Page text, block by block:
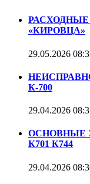
«КИРОВЦА»
29.05.2026
К-700
29.04.2026
ОСНОВНЫЕ
К701 К744
29.04.2026